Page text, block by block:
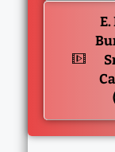
E.